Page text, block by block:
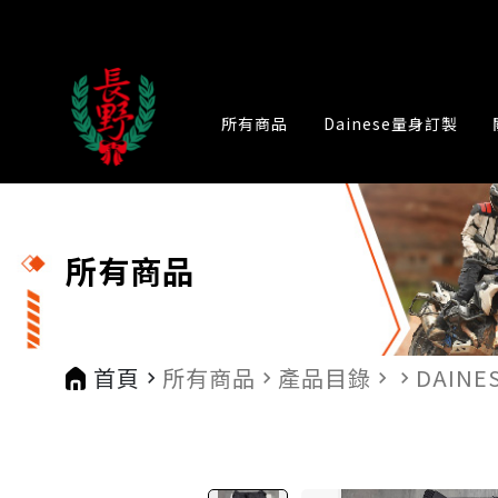
所有商品 Dainese量身訂製
所有商品
首頁 navigate_next 所有商品 navigate_next 產品目錄 navigate_next navigate_next